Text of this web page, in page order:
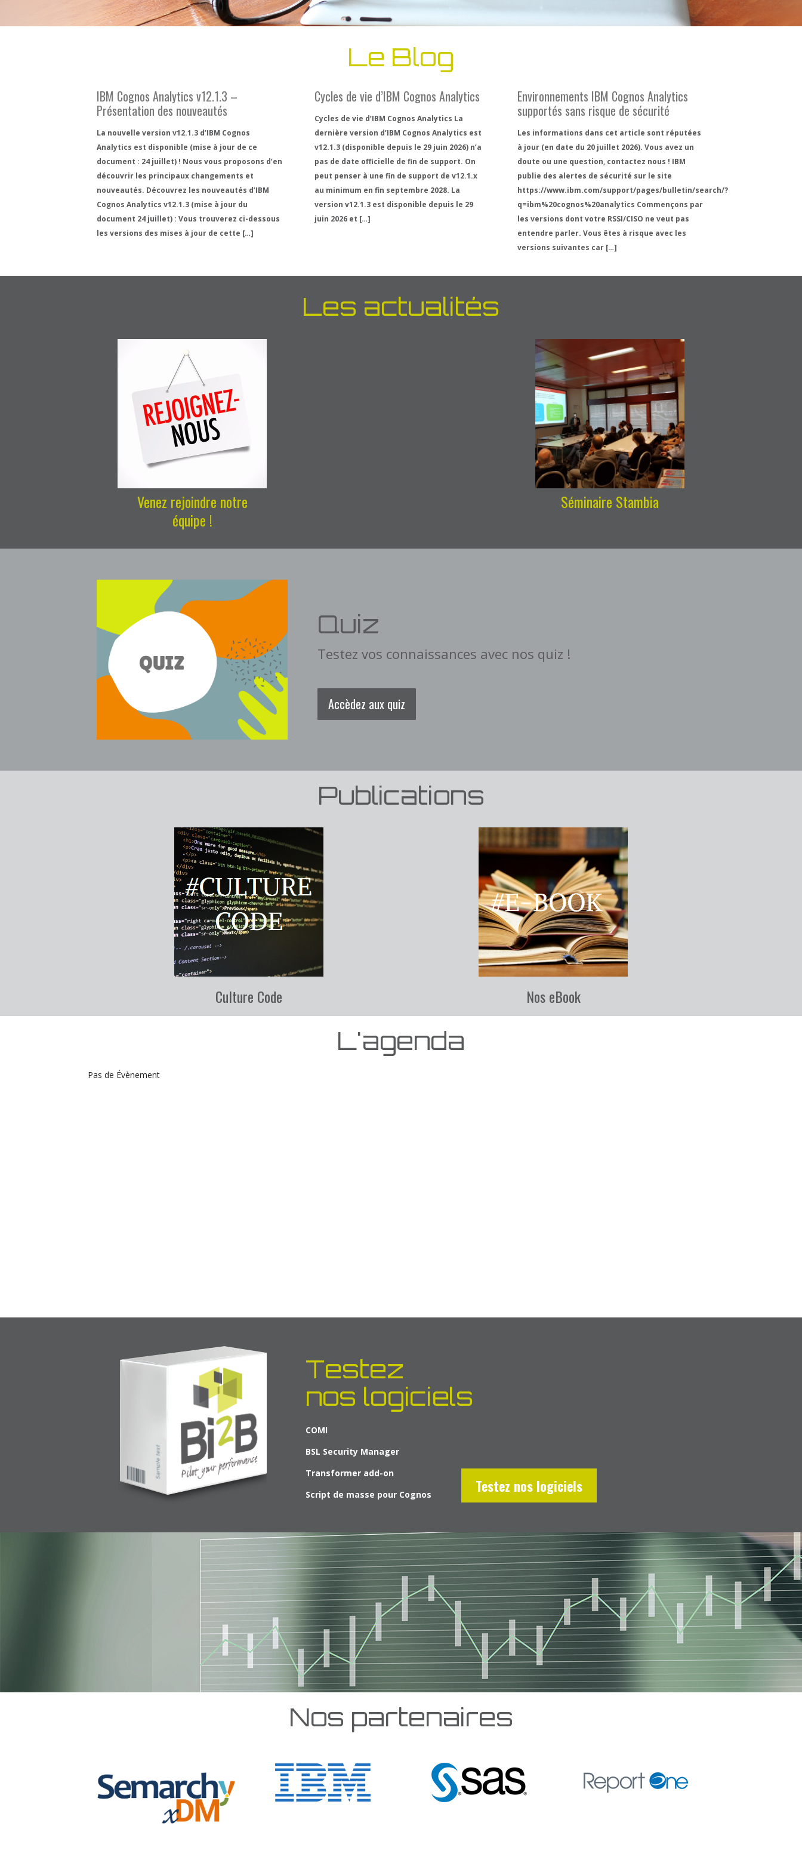
Le Blog
IBM Cognos Analytics v12.1.3 –
Présentation des nouveautés
La nouvelle version v12.1.3 d’IBM Cognos
Analytics est disponible (mise à jour de ce
document : 24 juillet) ! Nous vous proposons d’en
découvrir les principaux changements et
nouveautés. Découvrez les nouveautés d’IBM
Cognos Analytics v12.1.3 (mise à jour du
document 24 juillet) : Vous trouverez ci-dessous
les versions des mises à jour de cette […]
Cycles de vie d’IBM Cognos Analytics
Cycles de vie d’IBM Cognos Analytics La
dernière version d’IBM Cognos Analytics est
v12.1.3 (disponible depuis le 29 juin 2026) n’a
pas de date officielle de fin de support. On
peut penser à une fin de support de v12.1.x
au minimum en fin septembre 2028. La
version v12.1.3 est disponible depuis le 29
juin 2026 et […]
Environnements IBM Cognos Analytics
supportés sans risque de sécurité
Les informations dans cet article sont réputées
à jour (en date du 20 juillet 2026). Vous avez un
doute ou une question, contactez nous ! IBM
publie des alertes de sécurité sur le site
https://www.ibm.com/support/pages/bulletin/search/?
q=ibm%20cognos%20analytics Commençons par
les versions dont votre RSSI/CISO ne veut pas
entendre parler. Vous êtes à risque avec les
versions suivantes car […]
Les actualités
Venez rejoindre notre
équipe !
Séminaire Stambia
Quiz
Testez vos connaissances avec nos quiz !
Accèdez aux quiz
Publications
Culture Code Nos eBook
L'agenda
Pas de Évènement
Testez
nos logiciels
COMI
BSL Security Manager
Transformer add-on
Script de masse pour Cognos
Testez nos logiciels
Nos partenaires